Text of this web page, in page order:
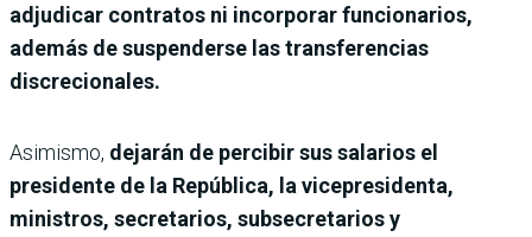
adjudicar contratos ni incorporar funcionarios,
además de suspenderse las transferencias
discrecionales.
Asimismo, dejarán de percibir sus salarios el
presidente de la República, la vicepresidenta,
ministros, secretarios, subsecretarios y